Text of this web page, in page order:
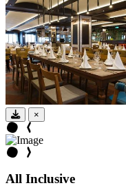
×
All Inclusive